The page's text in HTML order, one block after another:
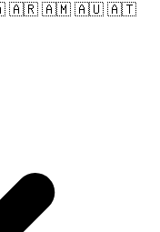
🇦🇷 🇦🇲 🇦🇺 🇦🇹